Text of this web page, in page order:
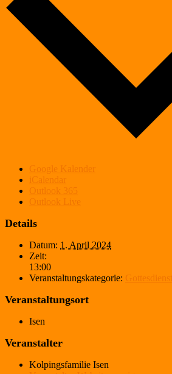
Google Kalender
iCalendar
Outlook 365
Outlook Live
Details
Datum: 1. April 2024
Zeit:
13:00
Veranstaltungskategorie: Gottesdienst
Veranstaltungsort
Isen
Veranstalter
Kolpingsfamilie Isen